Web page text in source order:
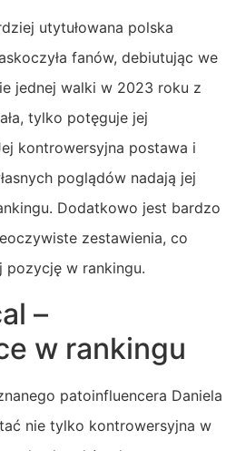
utytułowana polska
fanów, debiutując we
jednej walki w 2023 roku z
tylko potęguje jej
kontrowersyjna postawa i
poglądów nadają jej
Dodatkowo jest bardzo
zestawienia, co
w rankingu.
–
w rankingu
patoinfluencera Daniela
nie tylko kontrowersyjna w